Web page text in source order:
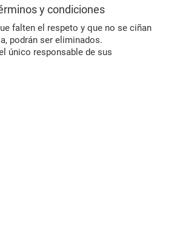
y condiciones
falten el respeto y que no se ciñan
podrán ser eliminados.
único responsable de sus